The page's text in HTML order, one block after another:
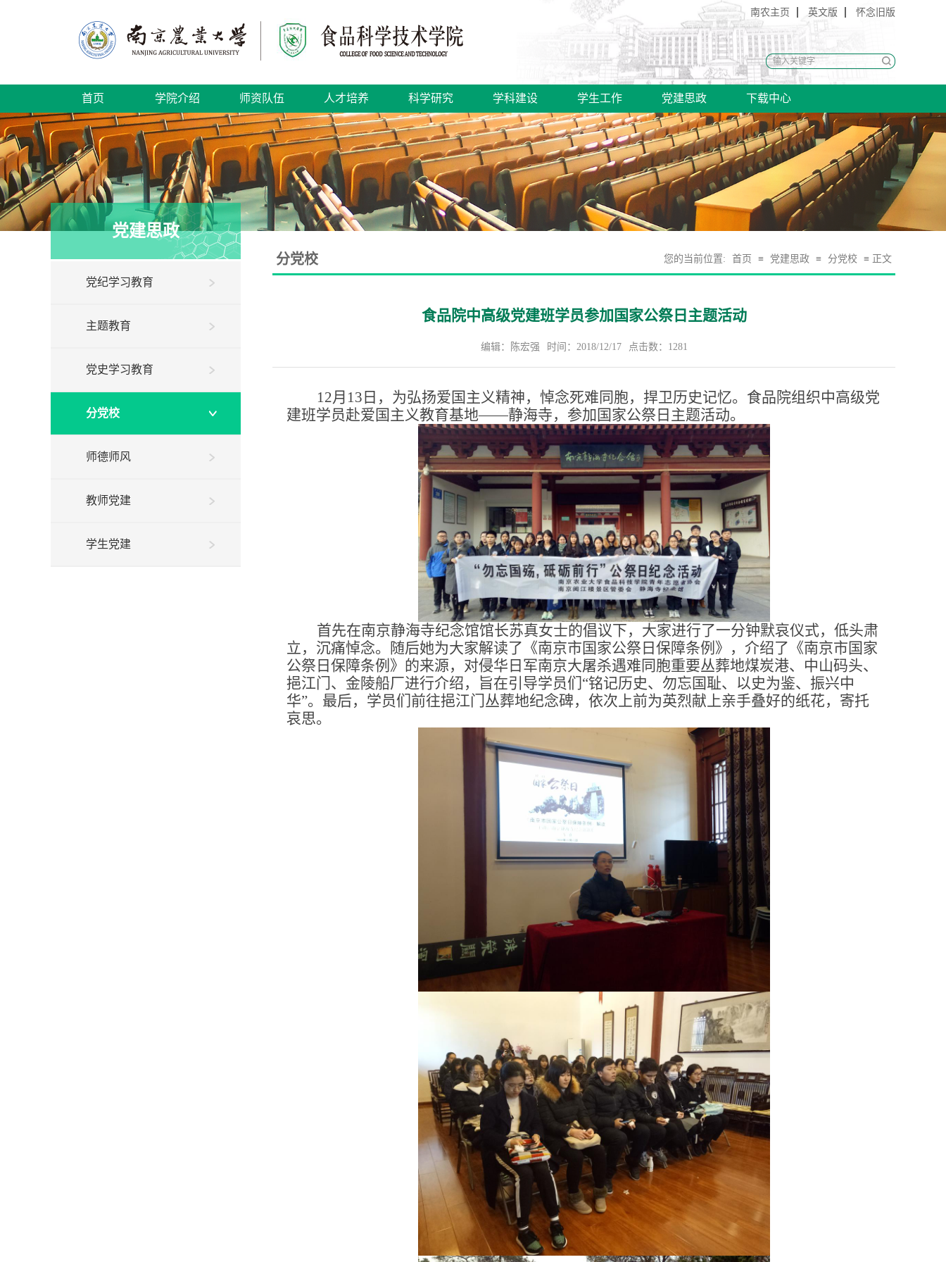
南农主页 英文版 怀念旧版
首页 学院介绍 师资队伍 人才培养 科学研究 学科建设 学生工作 党建思政 下载中心
党建思政
党纪学习教育
主题教育
党史学习教育
分党校
师德师风
教师党建
学生党建
您的当前位置: 首页 ≡ 党建思政 ≡ 分党校 ≡ 正文
分党校
食品院中高级党建班学员参加国家公祭日主题活动
编辑：陈宏强 时间：2018/12/17 点击数： 1281
12月13日，为弘扬爱国主义精神，悼念死难同胞，捍卫历史记忆。食品院组织中高级党
建班学员赴爱国主义教育基地——静海寺，参加国家公祭日主题活动。
首先在南京静海寺纪念馆馆长苏真女士的倡议下，大家进行了一分钟默哀仪式，低头肃
立，沉痛悼念。随后她为大家解读了《南京市国家公祭日保障条例》，介绍了《南京市国家
公祭日保障条例》的来源，对侵华日军南京大屠杀遇难同胞重要丛葬地煤炭港、中山码头、
挹江门、金陵船厂进行介绍，旨在引导学员们“铭记历史、勿忘国耻、以史为鉴、振兴中
华”。最后，学员们前往挹江门丛葬地纪念碑，依次上前为英烈献上亲手叠好的纸花，寄托
哀思。